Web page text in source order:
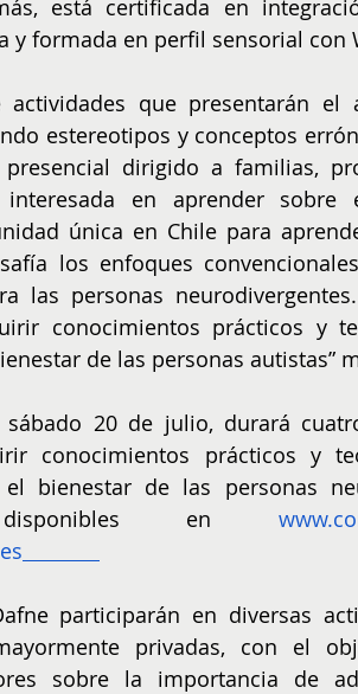
está certificada en
y formada en perfil sensorial con
que presentarán el
estereotipos y conceptos
dirigido a familias,
en aprender sobre
única en Chile para
los enfoques
las personas
conocimientos prácticos y
de las personas autistas”
20 de julio, durará
conocimientos prácticos y
bienestar de las personas
en
participarán en diversas
privadas, con el
sobre la importancia de